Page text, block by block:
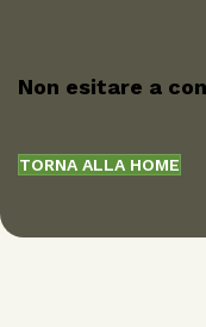
Non esitare a
TORNA ALLA HOME